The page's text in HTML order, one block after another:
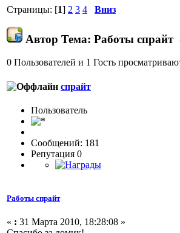
Страницы: [1] 2 3 4 Вниз
Автор Тема: Работы спрайт
0 Пользователей и 1 Гость
спрайт
Пользовaтeль
Сообщений: 181
Репутация 0
Работы спрайт
« : 31 Марта 2010, 18:28:08 »